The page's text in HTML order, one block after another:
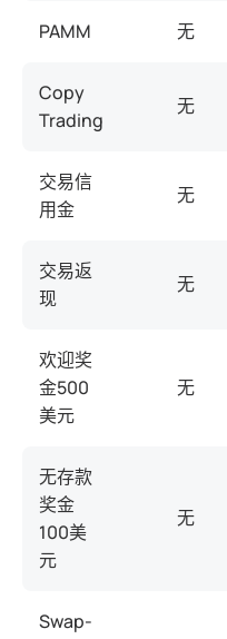
PAMM 无
Copy
Trading
无
交易信
用金
无
交易返
现
无
欢迎奖
金500
美元
无
无存款
奖金
100美
元
无
Swap-